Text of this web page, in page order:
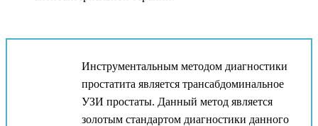
Инструментальным методом диагностики
простатита является трансабдоминальное
УЗИ простаты. Данный метод является
золотым стандартом диагностики данного